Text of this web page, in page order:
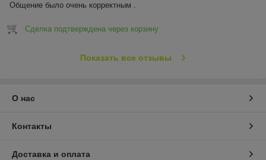
Общение было очень корректным .
Сделка подтверждена через корзину
Показать все отзывы
О нас
Контакты
Доставка и оплата